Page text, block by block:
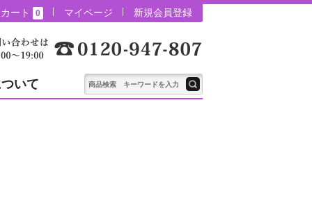
カート 0 マイページ 新規会員登録
いて